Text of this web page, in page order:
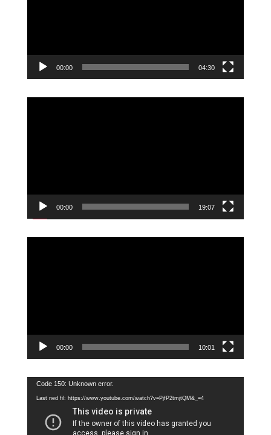
00:00 04:30
00:00 19:07
00:00 10:01
Videoavspiller
Code 150: Unknown error.
Last ned fil: https://www.youtube.com/watch?v=PjfP2tmjtQM&_=4